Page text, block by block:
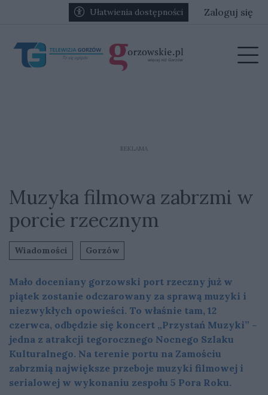
Przejdź do głównych treści
Przejdź do głównego menuUłatwienia dostępności Zaloguj się
REKLAMA
Muzyka filmowa zabrzmi w
porcie rzecznym
Wiadomości Gorzów
Mało doceniany gorzowski port rzeczny już w
piątek zostanie odczarowany za sprawą muzyki i
niezwykłych opowieści. To właśnie tam, 12
czerwca, odbędzie się koncert „Przystań Muzyki” –
jedna z atrakcji tegorocznego Nocnego Szlaku
Kulturalnego. Na terenie portu na Zamościu
zabrzmią największe przeboje muzyki filmowej i
serialowej w wykonaniu zespołu 5 Pora Roku.